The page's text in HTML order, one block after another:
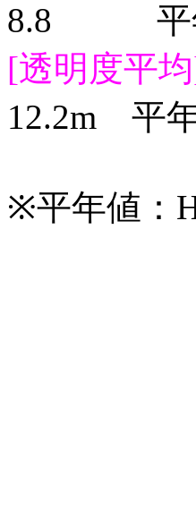
8.8 平年
[透明度平
12.2m 平
※平年値：